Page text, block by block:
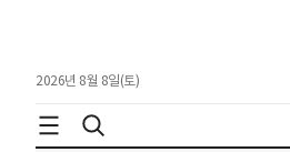
2026년 8월 8일(토)